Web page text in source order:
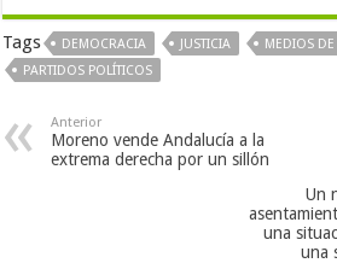
Tags DEMOCRACIA JUSTICIA
MEDIOS
PARTIDOS POLÍTICOS
Anterior
Moreno vende Andalucía a la
extrema derecha por un sillón
Un
una
una